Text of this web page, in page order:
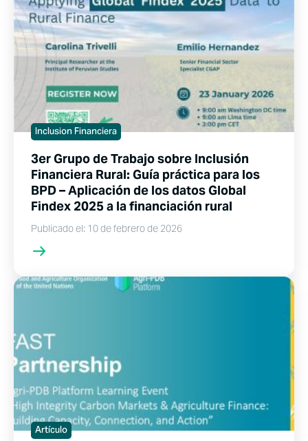
Inclusion Financiera
3er Grupo de Trabajo sobre Inclusión
Financiera Rural: Guía práctica para los
BPD – Aplicación de los datos Global
Findex 2025 a la financiación rural
Publicado el: 10 de febrero de 2026
Artículo